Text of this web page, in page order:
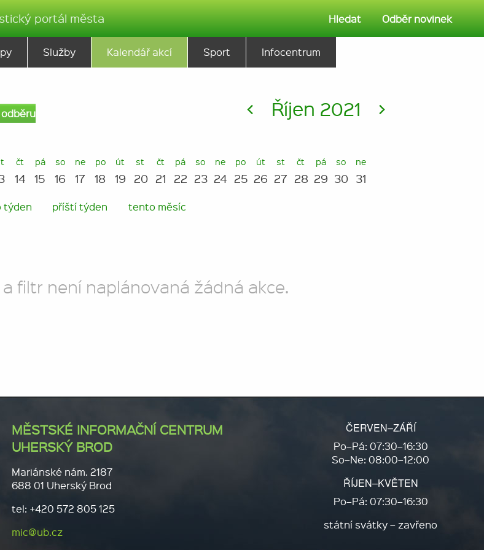
portál města Hledat Odběr novinek
Služby Kalendář akcí Sport Infocentrum
< Říjen 2021 >
čt
14
pá
15
so
16
ne
17
po
18
út
19
st
20
čt
21
pá
22
so
23
ne
24
po
25
út
26
st
27
čt
28
pá
29
so
30
ne
31
týden příští týden tento měsíc
filtr není naplánovaná žádná akce.
MĚSTSKÉ INFORMAČNÍ CENTRUM
UHERSKÝ BROD
Mariánské nám. 2187
688 01 Uherský Brod
tel: +420 572 805 125
mic@ub.cz
ČERVEN–ZÁŘÍ
Po–Pá: 07:30–16:30
So–Ne: 08:00–12:00
ŘÍJEN–KVĚTEN
Po–Pá: 07:30–16:30
státní svátky – zavřeno